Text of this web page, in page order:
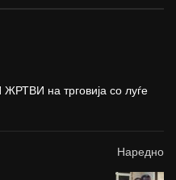
на трговија со луѓе
Наредно